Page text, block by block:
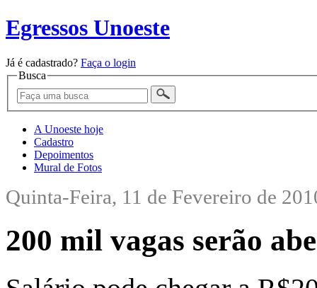
Egressos Unoeste
Já é cadastrado? Faça o login
Busca
A Unoeste hoje
Cadastro
Depoimentos
Mural de Fotos
Quinta-Feira, 11 de Fevereiro de
200 mil vagas serão